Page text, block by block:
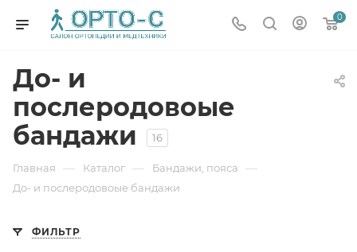
0
До- и
послеродовоые
бандажи
16
Главная — Каталог — Бандажи, пояса —
До- и послеродовоые бандажи
ФИЛЬТР